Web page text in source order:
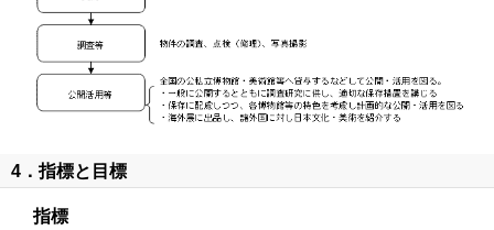
4．指標と目標
指標